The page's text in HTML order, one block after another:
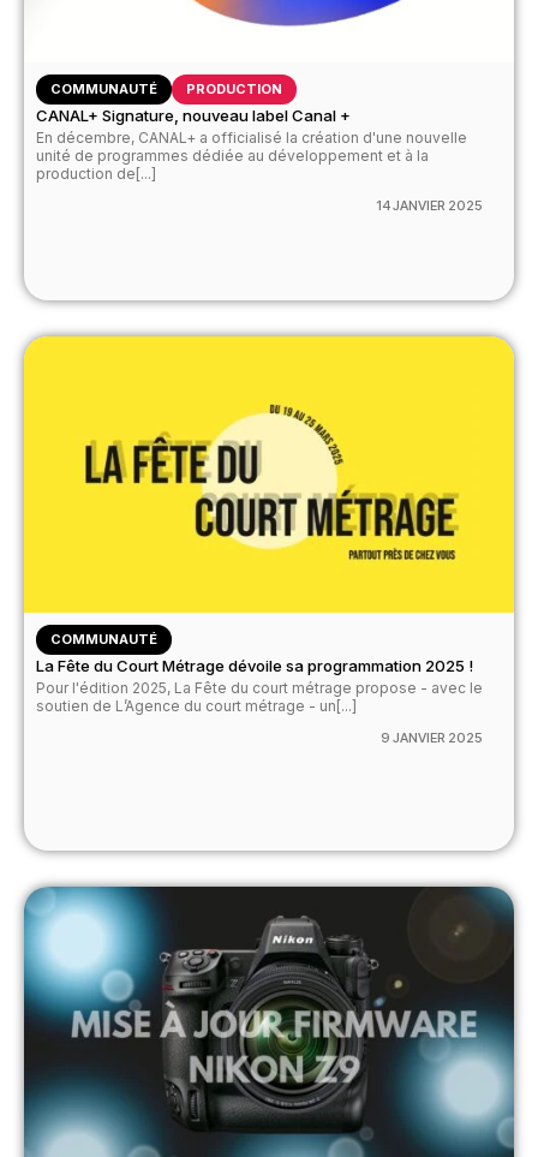
COMMUNAUTÉ PRODUCTION
CANAL+ Signature, nouveau label Canal +
En décembre, CANAL+ a officialisé la création d'une nouvelle
unité de programmes dédiée au développement et à la
production de[...]
14 JANVIER 2025
COMMUNAUTÉ
La Fête du Court Métrage dévoile sa programmation 2025 !
Pour l'édition 2025, La Fête du court métrage propose - avec le
soutien de L’Agence du court métrage - un[...]
9 JANVIER 2025